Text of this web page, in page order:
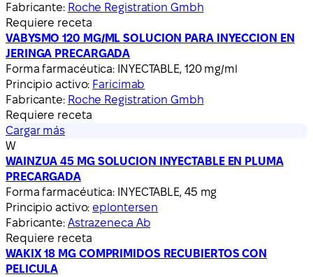
Fabricante: Roche Registration Gmbh
Requiere receta
VABYSMO 120 MG/ML SOLUCION PARA INYECCION EN
JERINGA PRECARGADA
Forma farmacéutica: INYECTABLE, 120 mg/ml
Principio activo: Faricimab
Fabricante: Roche Registration Gmbh
Requiere receta
Cargar más
W
WAINZUA 45 MG SOLUCION INYECTABLE EN PLUMA
PRECARGADA
Forma farmacéutica: INYECTABLE, 45 mg
Principio activo: eplontersen
Fabricante: Astrazeneca Ab
Requiere receta
WAKIX 18 MG COMPRIMIDOS RECUBIERTOS CON
PELICULA